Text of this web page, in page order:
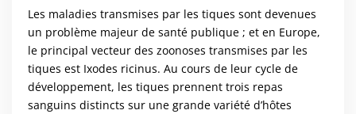
Les maladies transmises par les tiques sont devenues
un problème majeur de santé publique ; et en Europe,
le principal vecteur des zoonoses transmises par les
tiques est Ixodes ricinus. Au cours de leur cycle de
développement, les tiques prennent trois repas
sanguins distincts sur une grande variété d’hôtes